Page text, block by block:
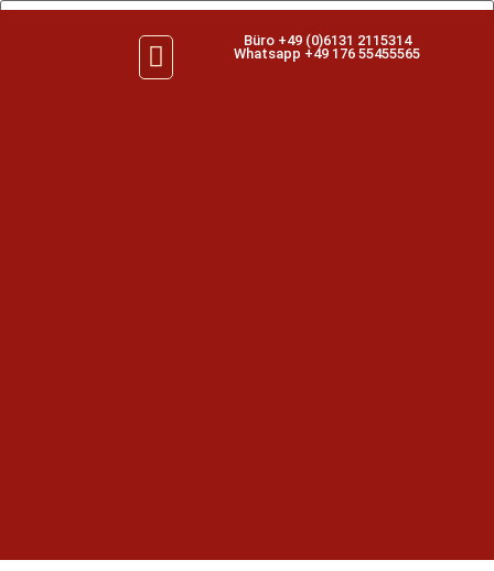
Büro +49 (0)6131 2115314
Whatsapp +49 176 55455565